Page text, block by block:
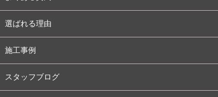
選ばれる理由
施工事例
スタッフブログ